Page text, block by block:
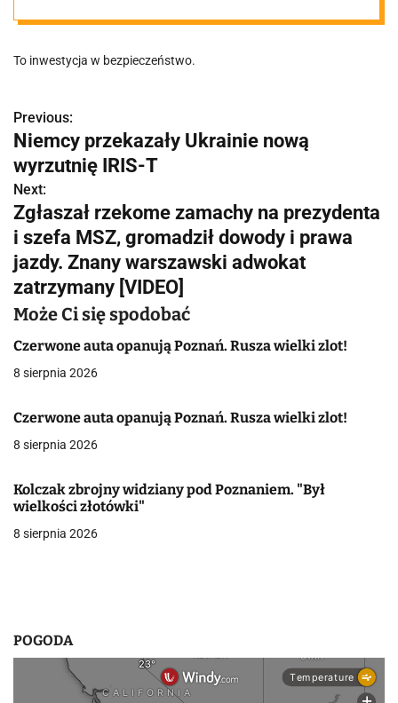
W sytuacji
kryzysowej
schronienie
znajdzie tu 600
osób
To inwestycja w bezpieczeństwo.
N
a
w
i
g
a
c
j
w
i
s
Previous:
Niemcy przekazały Ukrainie nową
wyrzutnię IRIS-T
Next:
Zgłaszał rzekome zamachy na prezydenta
i szefa MSZ, gromadził dowody i prawa
jazdy. Znany warszawski adwokat
zatrzymany [VIDEO]
Może Ci się spodobać
Czerwone auta opanują Poznań. Rusza wielki zlot!
8 sierpnia 2026
Czerwone auta opanują Poznań. Rusza wielki zlot!
8 sierpnia 2026
Kolczak zbrojny widziany pod Poznaniem. "Był
wielkości złotówki"
8 sierpnia 2026
POGODA